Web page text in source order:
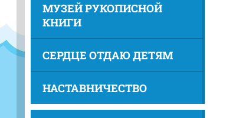
МУЗЕЙ РУКОПИСНОЙ
КНИГИ
СЕРДЦЕ ОТДАЮ ДЕТЯМ
НАСТАВНИЧЕСТВО